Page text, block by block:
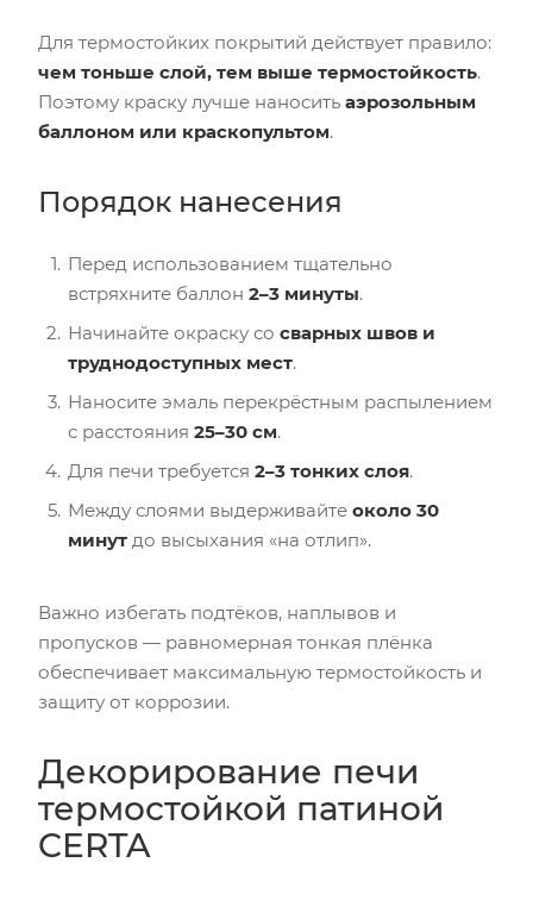
Для термостойких покрытий действует правило:
чем тоньше слой, тем выше термостойкость.
Поэтому краску лучше наносить аэрозольным
баллоном или краскопультом.
Порядок нанесения
Перед использованием тщательно
встряхните баллон 2–3 минуты.
Начинайте окраску со сварных швов и
труднодоступных мест.
Наносите эмаль перекрёстным распылением
с расстояния 25–30 см.
Для печи требуется 2–3 тонких слоя.
Между слоями выдерживайте около 30
минут до высыхания «на отлип».
Важно избегать подтёков, наплывов и
пропусков — равномерная тонкая плёнка
обеспечивает максимальную термостойкость и
защиту от коррозии.
Декорирование печи
термостойкой патиной
CERTA